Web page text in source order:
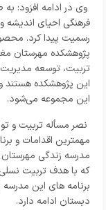
وی در ادامه افزود:
فرهنگی احیای اندیشه
رسمیت پیدا کرد.
پژوهشکده مهرستان
تربیت، توسعه
این پژوهشکده هستند
این مجموعه می‌شود.
نصر مسأله تربیت و
مهمترین اقدامات و
مدرسه زندگی
که با هدف تربیت
برنامه های این
دبستان ادامه دارد.